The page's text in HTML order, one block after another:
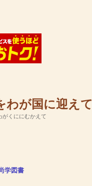
わが国に迎えて
がくににむかえて
学図書